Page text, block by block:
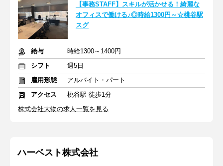
【事務STAFF】スキルが活かせる！綺麗な
オフィスで働ける♪◎時給1300円～☆桃谷駅
スグ
給与
時給1300～1400円
シフト
週5日
雇用形態
アルバイト・パート
アクセス
桃谷駅 徒歩1分
株式会社大物の求人一覧を見る
ハーベスト株式会社